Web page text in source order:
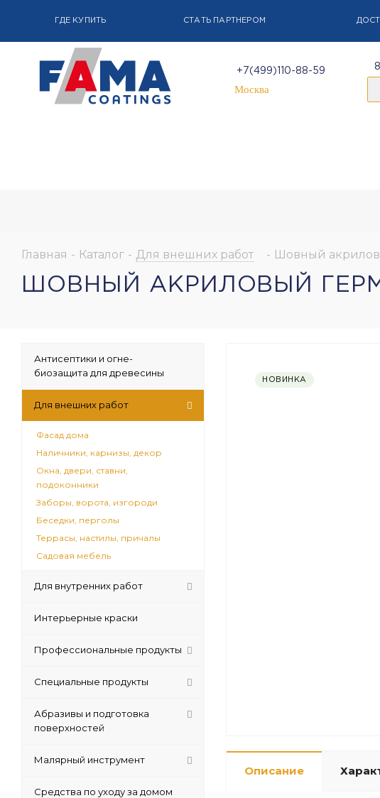
ГДЕ КУПИТЬ СТАТЬ ПАРТНЕРОМ
+7(499)110-88-59
Москва
Главная - Каталог - Для внешних работ - Шовный
ШОВНЫЙ АКРИЛОВЫЙ
НОВИНКА
Описание
Антисептики и огне-
биозащита для древесины
Для внешних работ
Фасад дома
Наличники, карнизы, декор
Окна, двери, ставни,
подоконники
Заборы, ворота, изгороди
Беседки, перголы
Террасы, настилы, причалы
Садовая мебель
Для внутренних работ
Интерьерные краски
Профессиональные продукты
Специальные продукты
Абразивы и подготовка
поверхностей
Малярный инструмент
Средства по уходу за домом